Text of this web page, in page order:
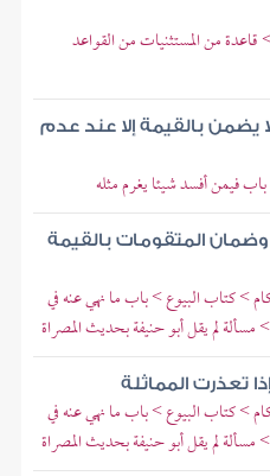
قاعدة من المستثنيات من القواعد
يضمن بالقيمة إلا عند عدم
فيمن أفسد شيئا يغرم مثله
المتقومات بالقيمة
> كتاب البيوع > باب ما نهي عنه في
مسألة لم يقل أبو حنيفة بحديث المصراة
تعذرت المماثلة
> كتاب البيوع > باب ما نهي عنه في
مسألة لم يقل أبو حنيفة بحديث المصراة